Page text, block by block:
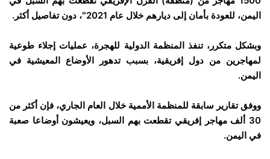
اليمن، للعودة بأمان إلى ديارهم خلال عام 2021″، دون تفاصيل أكثر.
وبشكل متكرر، تنفذ المنظمة الدولية للهجرة، عمليات إجلاء طوعية
لمهاجرين من دول إفريقية، بسبب تدهور الأوضاع المعيشية في
اليمن.
ووفق تقارير سابقة للمنظمة الأممية خلال العام الجاري، فإن أكثر من
30 ألف مهاجر إفريقي تقطعت بهم السبل، ويعيشون أوضاعا صعبة
في اليمن.